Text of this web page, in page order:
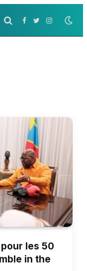
Facebook
TwitterInstagram
les 50
in the